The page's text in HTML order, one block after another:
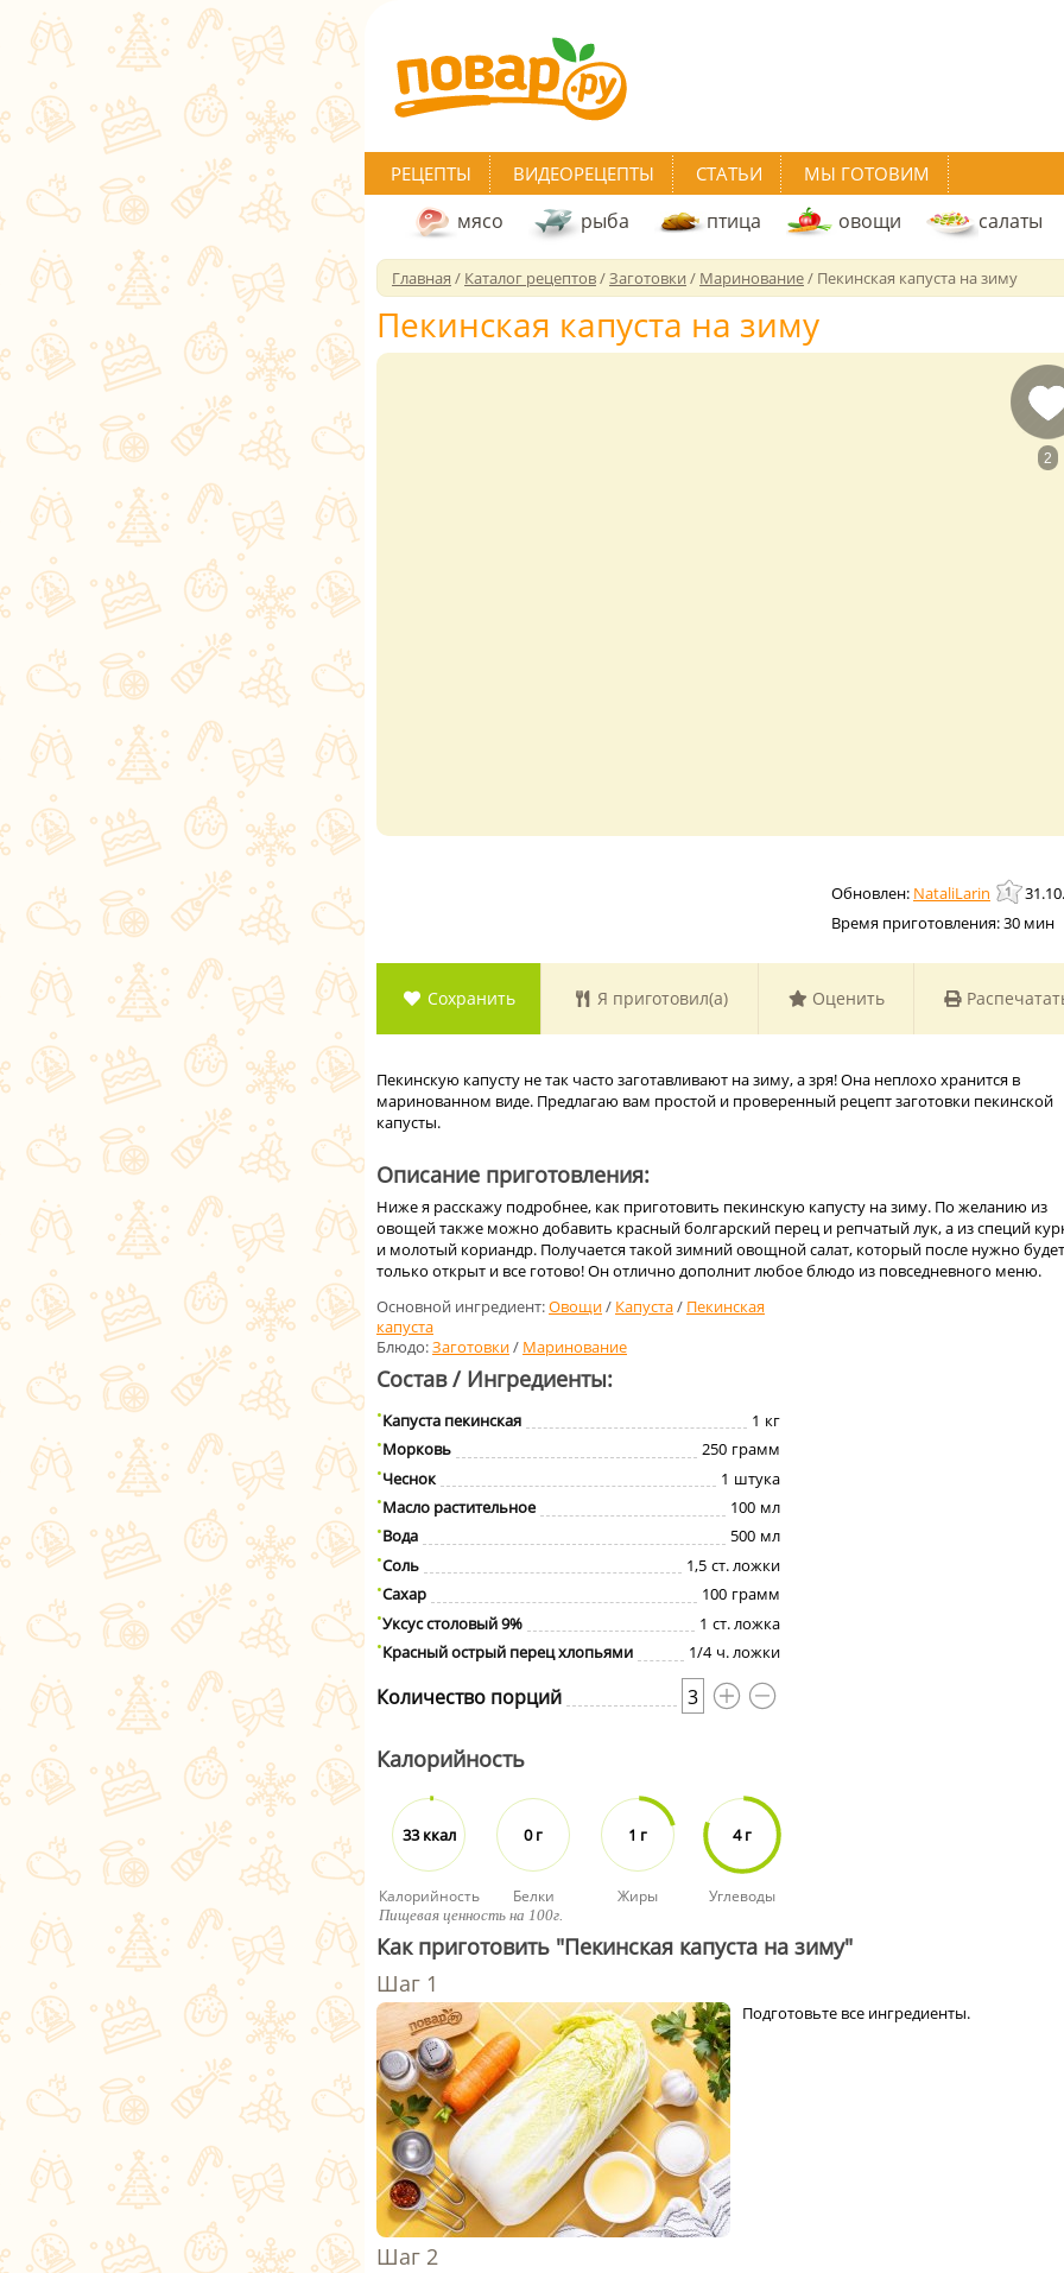
РЕЦЕПТЫ ВИДЕОРЕЦЕПТЫ СТАТЬИ МЫ ГОТОВИМ
мясо рыба птица овощи салаты
Главная / Каталог рецептов/Заготовки / Маринование/ Пекинская капуста на зиму
Пекинская капуста на зиму
2
NataliLarin
Время приготовления:30 мин
Сохранить Я приготовил(а) Оценить
Пекинскую капусту не так часто заготавливают на зиму, а зря! Она неплохо хранится в
маринованном виде. Предлагаю вам простой и проверенный рецепт заготовки пекинской
капусты.
Описание приготовления:
Ниже я расскажу подробнее, как приготовить пекинскую капусту на зиму. По желанию из
овощей также можно добавить красный болгарский перец и репчатый лук, а из специй
и молотый кориандр. Получается такой зимний овощной салат, который после нужно будет
только открыт и все готово! Он отлично дополнит любое блюдо из повседневного меню.
Основной ингредиент:Овощи/ Капуста/ Пекинская
капуста
Блюдо:Заготовки/ Маринование
Состав / Ингредиенты:
Капуста пекинская 1 кг
Морковь
250 грамм
Чеснок
1 штука
Масло растительное
100 мл
Вода
500 мл
Соль
1,5 ст. ложки
Сахар
100 грамм
Уксус столовый 9%
1 ст. ложка
Красный острый перец хлопьями
1/4 ч. ложки
Количество порций 3
Калорийность
33 ккал
Калорийность
0 г
Белки
1 г
Жиры
4 г
Углеводы
Пищевая ценность на 100г.
Как приготовить "Пекинская капуста на зиму"
Подготовьте все ингредиенты.